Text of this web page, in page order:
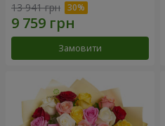
13 941 грн
Замовити